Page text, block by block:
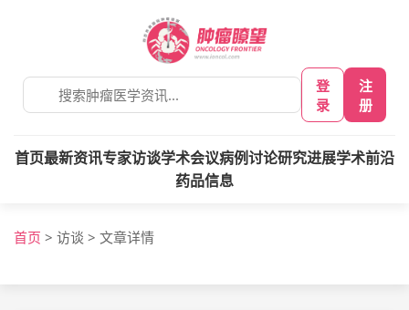
登
录
注
册
首页最新资讯专家访谈学术会议病例讨论研究进展学术前沿
药品信息
首页 > 访谈 > 文章详情